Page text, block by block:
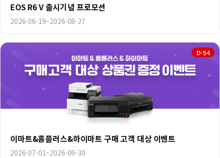
EOS R6 V 출시기념 프로모션
2026-06-19~2026-08-27
D-54
이마트&홈플러스&하이마트 구매 고객 대상 이벤트
2026-07-01~2026-09-30